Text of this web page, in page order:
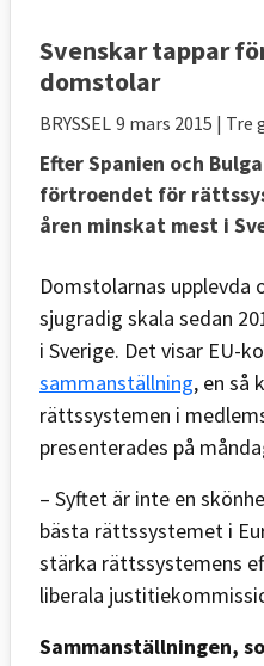
Svenskar tappar
domstolar
BRYSSEL 9 mars 2015 | Tre
Efter Spanien och
förtroendet för
åren minskat mest i
Domstolarnas upplevda
sjugradig skala sedan
i Sverige. Det visar EU-
sammanställning, en så
rättssystemen i
presenterades på
– Syftet är inte en
bästa rättssystemet i
stärka rättssystemens
liberala
Sammanställningen,